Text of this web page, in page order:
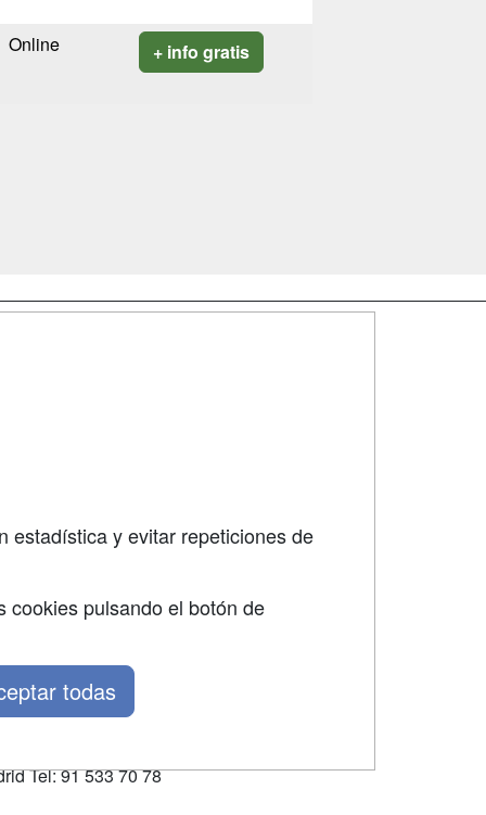
Online + info gratis
Tel: 91 533 70 78
estadística y evitar repeticiones de
cookies pulsando el botón de
todas